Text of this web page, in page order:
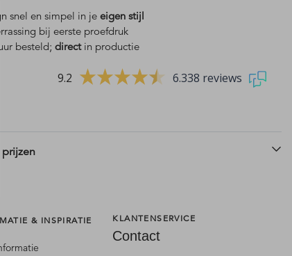
snel en simpel in je eigen stijl
bij eerste proefdruk
besteld; directin productie
9.2 6.338 reviews
prijzen
& INSPIRATIE KLANTENSERVICE
Contact